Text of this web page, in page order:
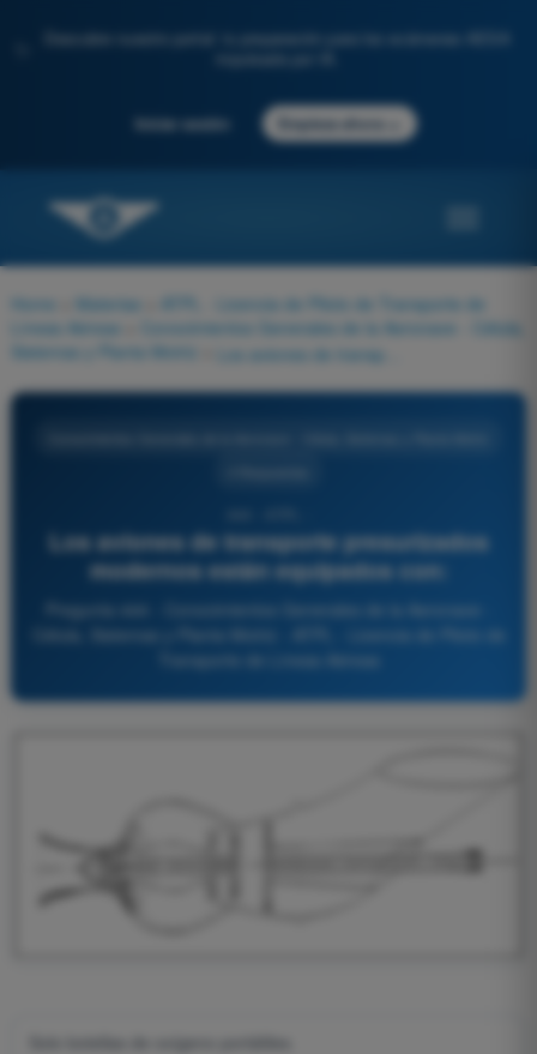
Descubre nuestro portal: tu preparación para los exámenes AESA
Iniciar sesión Empieza ahora
Home Materias
ATPL - Licencia de Piloto de Transporte de
Líneas Aéreas
Conocimientos Generales de la Aeronave - Célula,
Sistemas y Planta Motriz
Los aviones de transporte presurizados
modernos están equipados con:
Pregunta 444 - Conocimientos Generales de la Aeronave -